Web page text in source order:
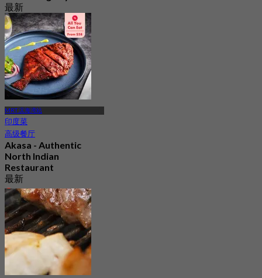
最新
4.5
起S$ 62.25
MRT 滨海湾站
印度菜
高级餐厅
Akasa - Authentic
North Indian
Restaurant
最新
4.7
起S$ 58